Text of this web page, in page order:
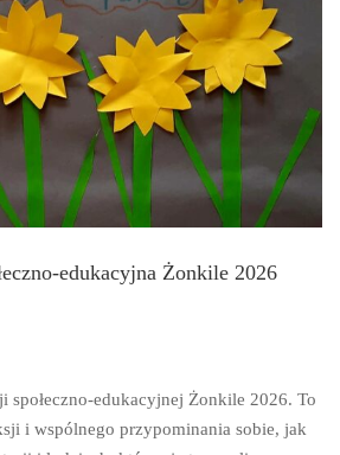
edukacyjna Żonkile 2026
społeczno-edukacyjnej Żonkile 2026. To
i wspólnego przypominania sobie, jak